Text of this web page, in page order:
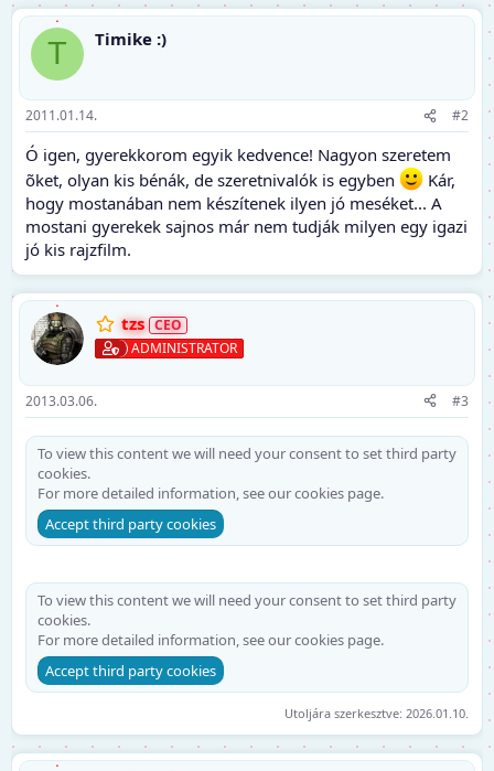
T Timike :)
2011.01.14. #2
Ó igen, gyerekkorom egyik kedvence! Nagyon szeretem
õket, olyan kis bénák, de szeretnivalók is egyben
Kár,
hogy mostanában nem készítenek ilyen jó meséket... A
mostani gyerekek sajnos már nem tudják milyen egy igazi
jó kis rajzfilm.
tzs
ADMINISTRATOR
2013.03.06. #3
To view this content we will need your consent to set third party
cookies.
For more detailed information, see ourcookies page.
Accept third party cookies
To view this content we will need your consent to set third party
cookies.
For more detailed information, see ourcookies page.
Accept third party cookies
Utoljára szerkesztve: 2026.01.10.